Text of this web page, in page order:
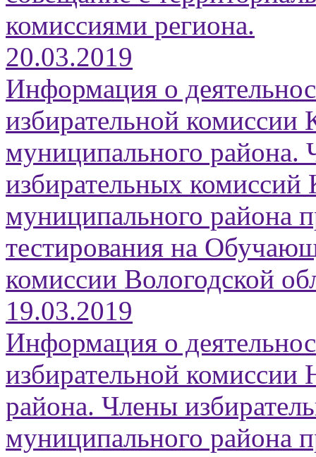
комиссиями региона.
20.03.2019
Информация о
избирательной комиссии
муниципального района.
избирательных комиссий
муниципального района
тестирования на
комиссии Вологодской
19.03.2019
Информация о
избирательной комиссии
района. Члены
муниципального района